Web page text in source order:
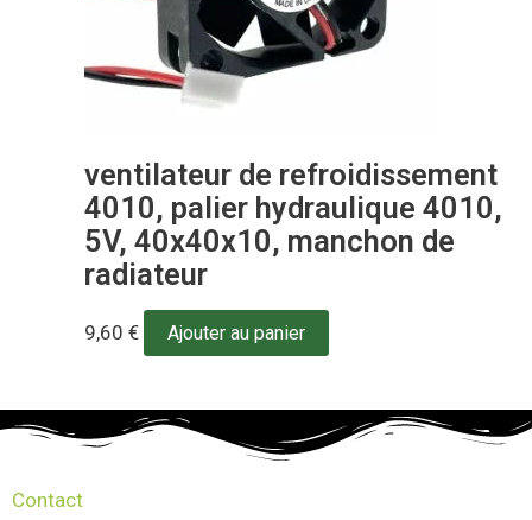
ventilateur de refroidissement
4010, palier hydraulique 4010,
5V, 40x40x10, manchon de
radiateur
9,60 € Ajouter au panier
Contact